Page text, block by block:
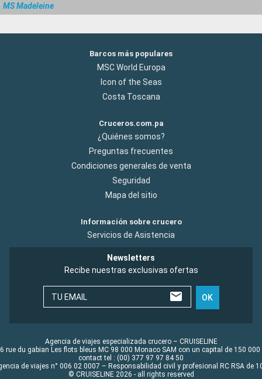
MS Madeleine
Barcos más populares
MSC World Europa
Icon of the Seas
Costa Toscana
Cruceros.com.pa
¿Quiénes somos?
Preguntas frecuentes
Condiciones generales de venta
Seguridad
Mapa del sitio
Información sobre crucero
Servicios de Asistencia
Newsletters
Recibe nuestras exclusivas ofertas
TU EMAIL OK
Agencia de viajes especializada crucero – CRUISELINE
rue du gabian Les flots bleus MC 98 000 Monaco SAM con un capital de 150 000
contact tel : (00) 377 97 97 84 50
de viajes n° 006 02 0007 – Responsabilidad civil y profesional RC RSA de
© CRUISELINE 2026 - all rights reserved